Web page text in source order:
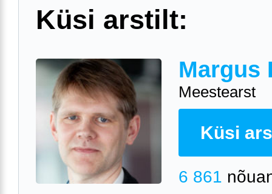
Küsi arstilt:
Margus
Meestearst
Küsi
6 861